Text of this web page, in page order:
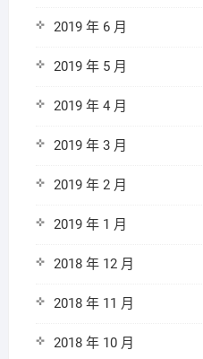
2019 年 6 月
2019 年 5 月
2019 年 4 月
2019 年 3 月
2019 年 2 月
2019 年 1 月
2018 年 12 月
2018 年 11 月
2018 年 10 月